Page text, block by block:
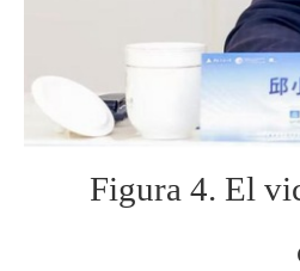
Figura 4. El